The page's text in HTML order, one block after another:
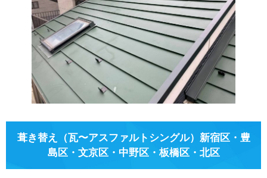
葺き替え（瓦〜アスファルトシングル）新宿区・豊
島区・文京区・中野区・板橋区・北区